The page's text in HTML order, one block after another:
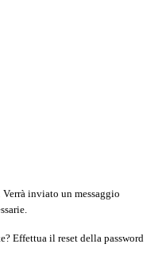
Verrà inviato un messaggio
Effettua il reset della password